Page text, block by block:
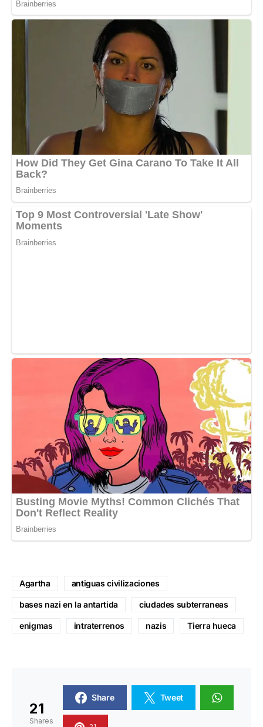
Agartha antiguas civilizaciones
bases nazi en la antartida ciudades subterraneas
enigmas intraterrenos nazis Tierra hueca
21
Shares
Share Tweet